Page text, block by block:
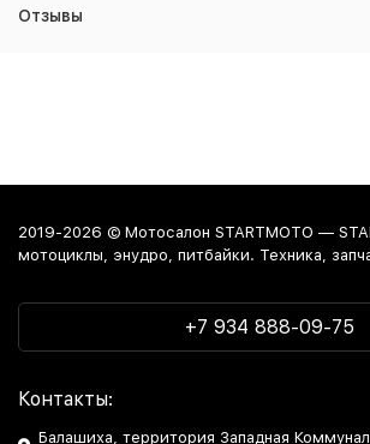
Отзывы
2019-2026 © Мотосалон STARTMOTO —
мотоциклы, энудро, питбайки. Техника,
+7 934 888-09-75
Контакты:
Балашиха, территория Западная